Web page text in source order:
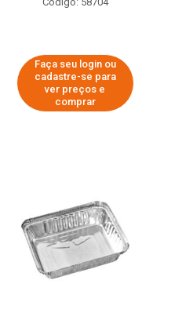
Faça seu login ou
cadastre-se para
ver preços e
comprar